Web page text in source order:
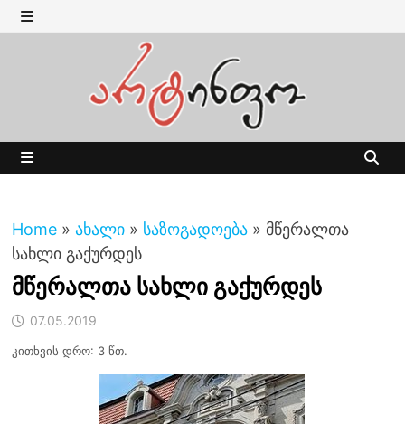
Skip
to MENU
Home » ახალი » საზოგადოება » მწერალთა
სახლი გაქურდეს
მწერალთა სახლი გაქურდეს
07.05.2019
კითხვის დრო: 3 წთ.